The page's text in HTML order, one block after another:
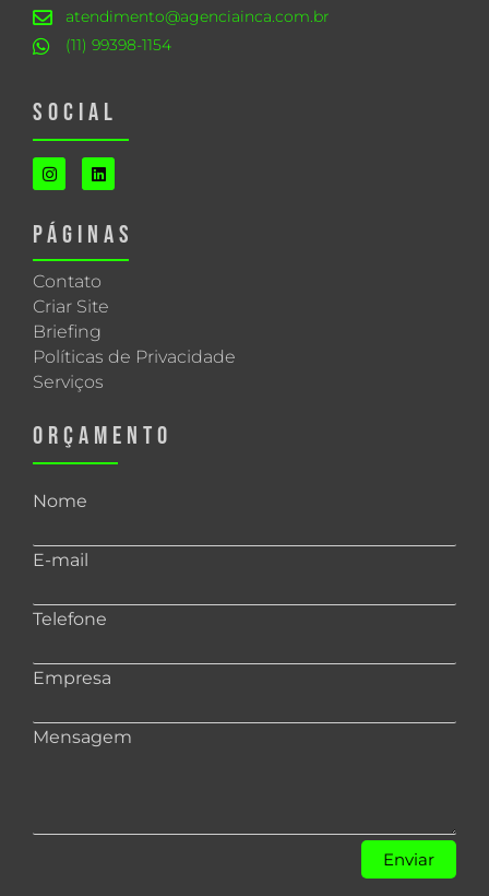
atendimento@agenciainca.com.br
(11) 99398-1154
SOCIAL
PÁGINAS
Contato
Criar Site
Briefing
Políticas de Privacidade
Serviços
ORÇAMENTO
Nome
E-mail
Telefone
Empresa
Mensagem
Enviar